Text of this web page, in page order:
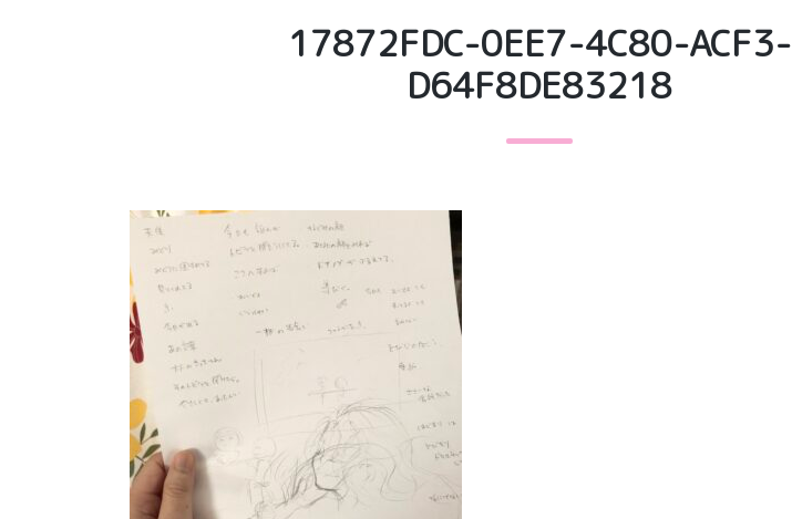
17872FDC-0EE7-4C80-ACF3-
D64F8DE83218